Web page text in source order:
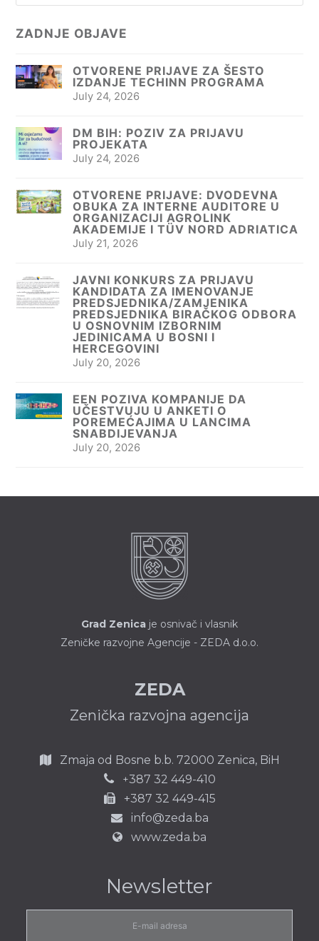
ZADNJE OBJAVE
OTVORENE PRIJAVE ZA ŠESTO
IZDANJE TECHINN PROGRAMA
July 24, 2026
DM BIH: POZIV ZA PRIJAVU
PROJEKATA
July 24, 2026
OTVORENE PRIJAVE: DVODEVNA
OBUKA ZA INTERNE AUDITORE U
ORGANIZACIJI AGROLINK
AKADEMIJE I TÜV NORD ADRIATICA
July 21, 2026
JAVNI KONKURS ZA PRIJAVU
KANDIDATA ZA IMENOVANJE
PREDSJEDNIKA/ZAMJENIKA
PREDSJEDNIKA BIRAČKOG ODBORA
U OSNOVNIM IZBORNIM
JEDINICAMA U BOSNI I
HERCEGOVINI
July 20, 2026
EEN POZIVA KOMPANIJE DA
UČESTVUJU U ANKETI O
POREMEĆAJIMA U LANCIMA
SNABDIJEVANJA
July 20, 2026
Grad Zenica je osnivač i vlasnik
Zeničke razvojne Agencije - ZEDA d.o.o.
ZEDA
Zenička razvojna agencija
Zmaja od Bosne b.b. 72000 Zenica, BiH
+387 32 449-410
+387 32 449-415
info@zeda.ba
www.zeda.ba
Newsletter